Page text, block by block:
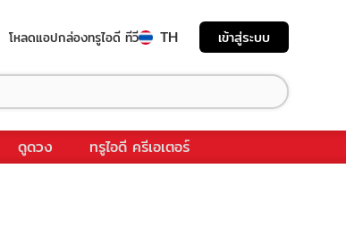
โหลดแอปกล่องทรูไอดี ทีวี TH เข้าสู่ระบบ
ดูดวง ทรูไอดี ครีเอเตอร์